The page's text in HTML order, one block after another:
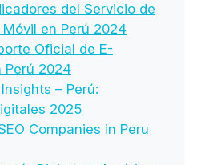
del Servicio de
en Perú 2024
Oficial de E-
Perú 2024
– Perú:
2025
Companies in Peru